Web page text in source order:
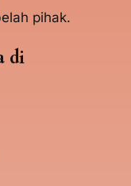
pihak.
di